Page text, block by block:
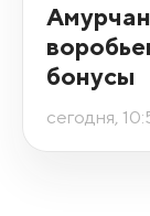
бонусы
сегодня,